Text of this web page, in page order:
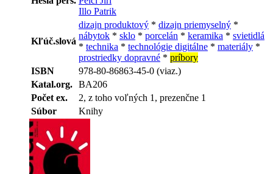
Illo Patrik
Kľúč.slová
dizajn produktový * dizajn priemyselný *
nábytok * sklo * porcelán * keramika * svietidlá
* technika * technológie digitálne * materiály *
prostriedky dopravné * príbory
ISBN
978-80-86863-45-0 (viaz.)
Katal.org. BA206
Počet ex.
2, z toho voľných 1, prezenčne 1
Súbor
Knihy